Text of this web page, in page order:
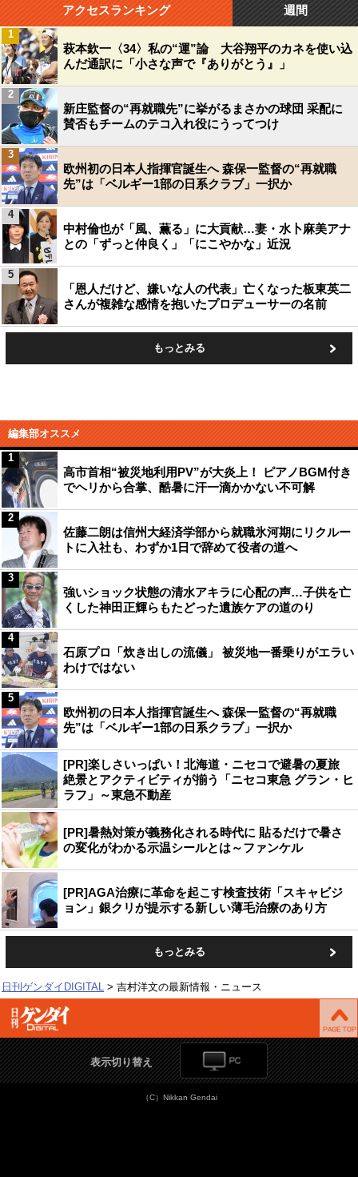
アクセスランキング 週間
萩本欽一〈34〉私の“運”論 大谷翔平のカネを使い込
んだ通訳に「小さな声で『ありがとう』」
1
新庄監督の“再就職先”に挙がるまさかの球団 采配に
賛否もチームのテコ入れ役にうってつけ
2
欧州初の日本人指揮官誕生へ 森保一監督の“再就職
先”は「ベルギー1部の日系クラブ」一択か
3
中村倫也が「風、薫る」に大貢献…妻・水卜麻美アナ
との「ずっと仲良く」「にこやかな」近況
4
「恩人だけど、嫌いな人の代表」亡くなった板東英二
さんが複雑な感情を抱いたプロデューサーの名前
5
もっとみる
編集部オススメ
高市首相“被災地利用PV”が大炎上！ ピアノBGM付き
でヘリから合掌、酷暑に汗一滴かかない不可解
1
佐藤二朗は信州大経済学部から就職氷河期にリクルー
トに入社も、わずか1日で辞めて役者の道へ
2
強いショック状態の清水アキラに心配の声…子供を亡
くした神田正輝らもたどった遺族ケアの道のり
3
石原プロ「炊き出しの流儀」 被災地一番乗りがエラい
わけではない
4
欧州初の日本人指揮官誕生へ 森保一監督の“再就職
先”は「ベルギー1部の日系クラブ」一択か
5
[PR]楽しさいっぱい！北海道・ニセコで避暑の夏旅
絶景とアクティビティが揃う「ニセコ東急 グラン・ヒ
ラフ」～東急不動産
[PR]暑熱対策が義務化される時代に 貼るだけで暑さ
の変化がわかる示温シールとは～ファンケル
[PR]AGA治療に革命を起こす検査技術「スキャビジ
ョン」銀クリが提示する新しい薄毛治療のあり方
もっとみる
日刊ゲンダイDIGITAL 吉村洋文の最新情報・ニュース
表示切り替え
（C）Nikkan Gendai